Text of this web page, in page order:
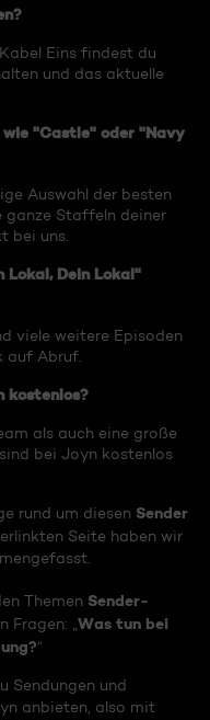
Eins findest du
und das aktuelle
wie "Castle" oder "Navy
Auswahl der besten
ganze Staffeln deiner
bei uns.
Lokal, Dein Lokal"
viele weitere Episoden
auf Abruf.
kostenlos?
als auch eine große
bei Joyn kostenlos
rund um diesen Sender
Seite haben wir
Themen Sender-
Fragen: „ Was tun bei
“
Sendungen und
anbieten, also mit